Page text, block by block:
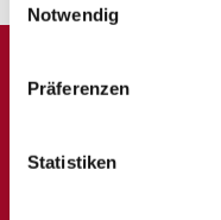
Notwendig
Präferenzen
Statistiken
des Vereins für